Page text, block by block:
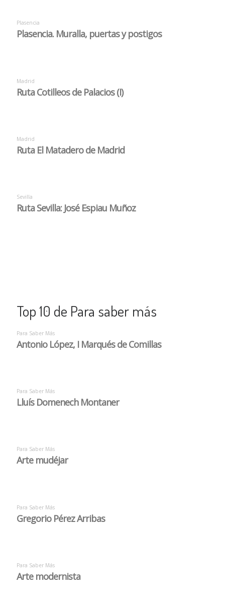
Top 10 de Para saber más